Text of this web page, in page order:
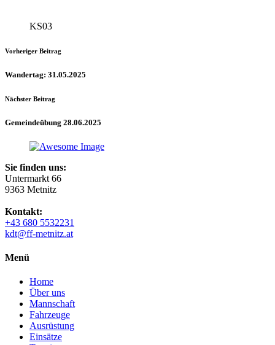
KS03
Vorheriger Beitrag
Wandertag: 31.05.2025
Nächster Beitrag
Gemeindeübung 28.06.2025
Sie finden uns:
Untermarkt 66
9363 Metnitz
Kontakt:
+43 680 5532231
kdt@ff-metnitz.at
Menü
Home
Über uns
Mannschaft
Fahrzeuge
Ausrüstung
Einsätze